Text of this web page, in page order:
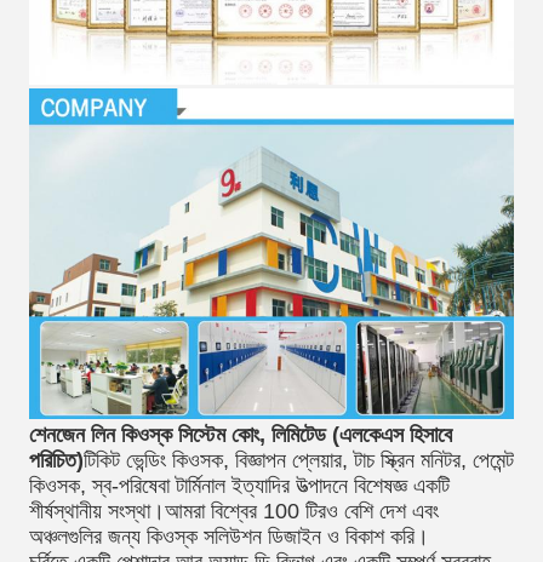
শেনজেন লিন কিওস্ক সিস্টেম কোং, লিমিটেড (এলকেএস হিসাবে
পরিচিত)টিকিট ভেন্ডিং কিওসক, বিজ্ঞাপন প্লেয়ার, টাচ স্ক্রিন মনিটর, পেমেন্ট
কিওসক, স্ব-পরিষেবা টার্মিনাল ইত্যাদির উত্পাদনে বিশেষজ্ঞ একটি
শীর্ষস্থানীয় সংস্থা।আমরা বিশ্বের 100 টিরও বেশি দেশ এবং
অঞ্চলগুলির জন্য কিওস্ক সলিউশন ডিজাইন ও বিকাশ করি।